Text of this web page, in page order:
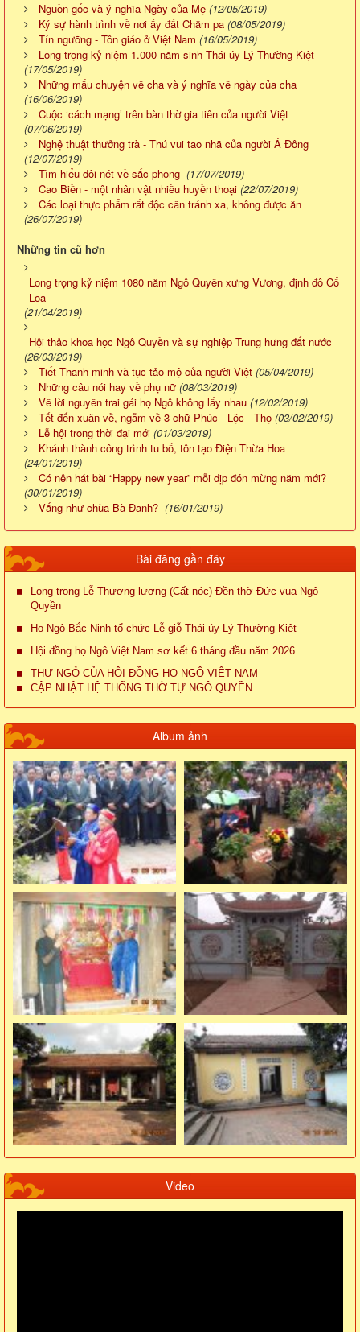
Nguồn gốc và ý nghĩa Ngày của Mẹ (12/05/2019)
Ký sự hành trình về nơi ấy đất Chăm pa (08/05/2019)
Tín ngưỡng - Tôn giáo ở Việt Nam (16/05/2019)
Long trọng kỷ niệm 1.000 năm sinh Thái úy Lý Thường Kiệt
(17/05/2019)
Những mẩu chuyện về cha và ý nghĩa về ngày của cha
(16/06/2019)
Cuộc ‘cách mạng’ trên bàn thờ gia tiên của người Việt
(07/06/2019)
Nghệ thuật thưởng trà - Thú vui tao nhã của người Á Đông
(12/07/2019)
Tìm hiểu đôi nét về sắc phong (17/07/2019)
Cao Biền - một nhân vật nhiều huyền thoại (22/07/2019)
Các loại thực phẩm rất độc cần tránh xa, không được ăn
(26/07/2019)
Những tin cũ hơn
Long trọng kỷ niệm 1080 năm Ngô Quyền xưng Vương, định đô Cổ
Loa
(21/04/2019)
Hội thảo khoa học Ngô Quyền và sự nghiệp Trung hưng đất nước
(26/03/2019)
Tiết Thanh minh và tục tảo mộ của người Việt (05/04/2019)
Những câu nói hay về phụ nữ (08/03/2019)
Về lời nguyền trai gái họ Ngô không lấy nhau (12/02/2019)
Tết đến xuân về, ngẫm về 3 chữ Phúc - Lộc - Thọ (03/02/2019)
Lễ hội trong thời đại mới (01/03/2019)
Khánh thành công trình tu bổ, tôn tạo Điện Thừa Hoa
(24/01/2019)
Có nên hát bài “Happy new year” mỗi dịp đón mừng năm mới?
(30/01/2019)
Vắng như chùa Bà Đanh? (16/01/2019)
Bài đăng gần đây
Long trọng Lễ Thượng lương (Cất nóc) Đền thờ Đức vua Ngô
Quyền
Họ Ngô Bắc Ninh tổ chức Lễ giỗ Thái úy Lý Thường Kiệt
Hội đồng họ Ngô Việt Nam sơ kết 6 tháng đầu năm 2026
THƯ NGỎ CỦA HỘI ĐỒNG HỌ NGÔ VIỆT NAM
CẬP NHẬT HỆ THỐNG THỜ TỰ NGÔ QUYỀN
Album ảnh
Video